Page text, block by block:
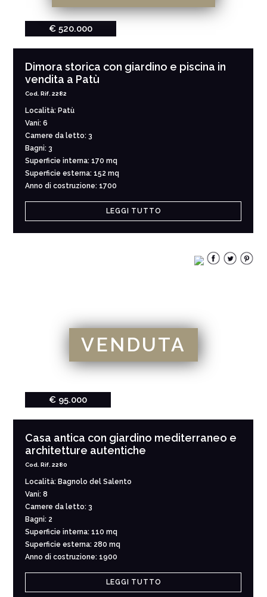
€ 520.000
Dimora storica con giardino e piscina in
vendita a Patù
Cod. Rif. 2282
Località: Patù
Vani: 6
Camere da letto: 3
Bagni: 3
Superficie interna: 170 mq
Superficie esterna: 152 mq
Anno di costruzione: 1700
LEGGI TUTTO
€ 95.000
VENDUTA
Casa antica con giardino mediterraneo e
architetture autentiche
Cod. Rif. 2280
Località: Bagnolo del Salento
Vani: 8
Camere da letto: 3
Bagni: 2
Superficie interna: 110 mq
Superficie esterna: 280 mq
Anno di costruzione: 1900
LEGGI TUTTO